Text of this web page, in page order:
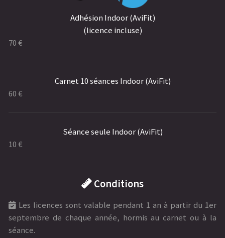
Adhésion Indoor (AviFit)
(licence incluse)
70 €
Carnet 10 séances Indoor (AviFit)
60 €
Séance seule Indoor (AviFit)
10 €
Conditions
Les licences sont valable pendant 1 an à partir du 1er
septembre de chaque année, hormis au carnet ou à la
séance.